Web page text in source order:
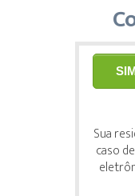
Sua
caso